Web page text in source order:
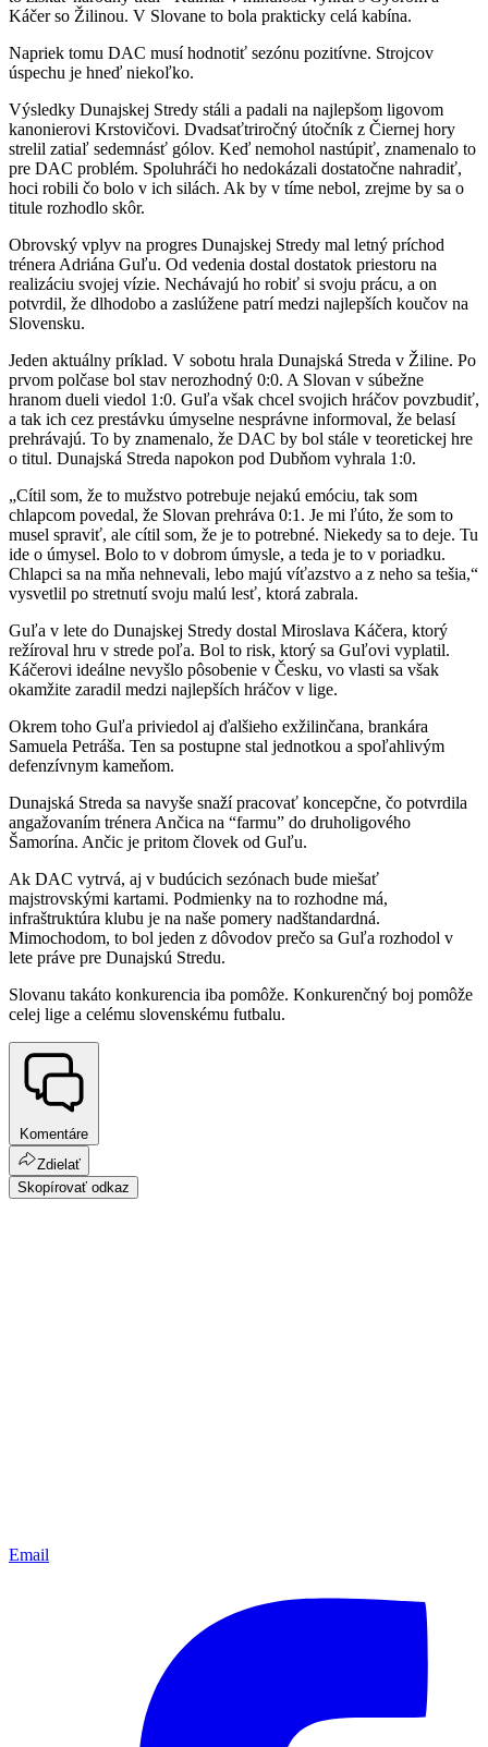
Káčer so Žilinou. V Slovane to bola prakticky celá kabína.
Napriek tomu DAC musí hodnotiť sezónu pozitívne. Strojcov
úspechu je hneď niekoľko.
Výsledky Dunajskej Stredy stáli a padali na najlepšom ligovom
kanonierovi Krstovičovi. Dvadsaťtriročný útočník z Čiernej hory
strelil zatiaľ sedemnásť gólov. Keď nemohol nastúpiť, znamenalo to
pre DAC problém. Spoluhráči ho nedokázali dostatočne nahradiť,
hoci robili čo bolo v ich silách. Ak by v tíme nebol, zrejme by sa o
titule rozhodlo skôr.
Obrovský vplyv na progres Dunajskej Stredy mal letný príchod
trénera Adriána Guľu. Od vedenia dostal dostatok priestoru na
realizáciu svojej vízie. Nechávajú ho robiť si svoju prácu, a on
potvrdil, že dlhodobo a zaslúžene patrí medzi najlepších koučov na
Slovensku.
Jeden aktuálny príklad. V sobotu hrala Dunajská Streda v Žiline. Po
prvom polčase bol stav nerozhodný 0:0. A Slovan v súbežne
hranom dueli viedol 1:0. Guľa však chcel svojich hráčov povzbudiť,
a tak ich cez prestávku úmyselne nesprávne informoval, že belasí
prehrávajú. To by znamenalo, že DAC by bol stále v teoretickej hre
o titul. Dunajská Streda napokon pod Dubňom vyhrala 1:0.
„Cítil som, že to mužstvo potrebuje nejakú emóciu, tak som
chlapcom povedal, že Slovan prehráva 0:1. Je mi ľúto, že som to
musel spraviť, ale cítil som, že je to potrebné. Niekedy sa to deje. Tu
ide o úmysel. Bolo to v dobrom úmysle, a teda je to v poriadku.
Chlapci sa na mňa nehnevali, lebo majú víťazstvo a z neho sa tešia,“
vysvetlil po stretnutí svoju malú lesť, ktorá zabrala.
Guľa v lete do Dunajskej Stredy dostal Miroslava Káčera, ktorý
režíroval hru v strede poľa. Bol to risk, ktorý sa Guľovi vyplatil.
Káčerovi ideálne nevyšlo pôsobenie v Česku, vo vlasti sa však
okamžite zaradil medzi najlepších hráčov v lige.
Okrem toho Guľa priviedol aj ďalšieho exžilinčana, brankára
Samuela Petráša. Ten sa postupne stal jednotkou a spoľahlivým
defenzívnym kameňom.
Dunajská Streda sa navyše snaží pracovať koncepčne, čo potvrdila
angažovaním trénera Ančica na “farmu” do druholigového
Šamorína. Ančic je pritom človek od Guľu.
Ak DAC vytrvá, aj v budúcich sezónach bude miešať
majstrovskými kartami. Podmienky na to rozhodne má,
infraštruktúra klubu je na naše pomery nadštandardná.
Mimochodom, to bol jeden z dôvodov prečo sa Guľa rozhodol v
lete práve pre Dunajskú Stredu.
Slovanu takáto konkurencia iba pomôže. Konkurenčný boj pomôže
celej lige a celému slovenskému futbalu.
Komentáre
Zdielať
Skopírovať odkaz
Email